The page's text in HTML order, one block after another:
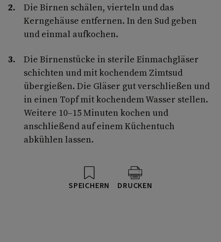
Die Birnen schälen, vierteln und das
Kerngehäuse entfernen. In den Sud geben
und einmal aufkochen.
Die Birnenstücke in sterile Einmachgläser
schichten und mit kochendem Zimtsud
übergießen. Die Gläser gut verschließen und
in einen Topf mit kochendem Wasser stellen.
Weitere 10–15 Minuten kochen und
anschließend auf einem Küchentuch
abkühlen lassen.
SPEICHERN DRUCKEN